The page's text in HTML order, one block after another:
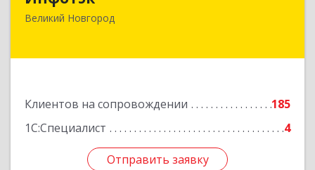
Великий Новгород
Клиентов на сопровождении
185
1С:Специалист
4
Отправить заявку
173003, Новгородская обл, Великий Новгород
Подробнее
Отправить заявку